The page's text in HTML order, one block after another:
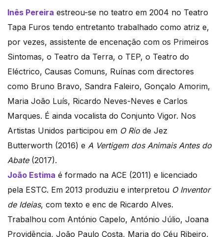
Inês Pereira estreou-se no teatro em 2004 no Teatro
Tapa Furos tendo entretanto trabalhado como atriz e,
por vezes, assistente de encenação com os Primeiros
Sintomas, o Teatro da Terra, o TEP, o Teatro do
Eléctrico, Causas Comuns, Ruínas com directores
como Bruno Bravo, Sandra Faleiro, Gonçalo Amorim,
Maria João Luís, Ricardo Neves-Neves e Carlos
Marques. É ainda vocalista do Conjunto Vigor. Nos
Artistas Unidos participou em O Rio de Jez
Butterworth (2016) e A Vertigem dos Animais Antes do
Abate(2017).
João Estima é formado na ACE (2011) e licenciado
pela ESTC. Em 2013 produziu e interpretou O Inventor
de Ideias, com texto e enc de Ricardo Alves.
Trabalhou com António Capelo, António Júlio, Joana
Providência, João Paulo Costa, Maria do Céu Ribeiro,